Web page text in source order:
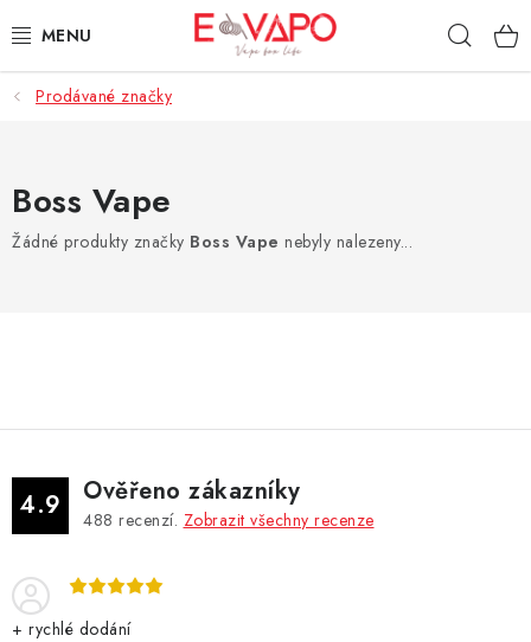
na
3D TISK
AROMATA A PŘÍCHUTĚ
DÁRKOVÉ VOUCHERY
ATOMIZÉRY A CARTRIDGE
Prodávané značky
Boss Vape
Žádné produkty značky Boss Vape nebyly nalezeny...
4.9 Ověřeno zákazníky
488 recenzí. Zobrazit všechny recenze
+ rychlé dodání